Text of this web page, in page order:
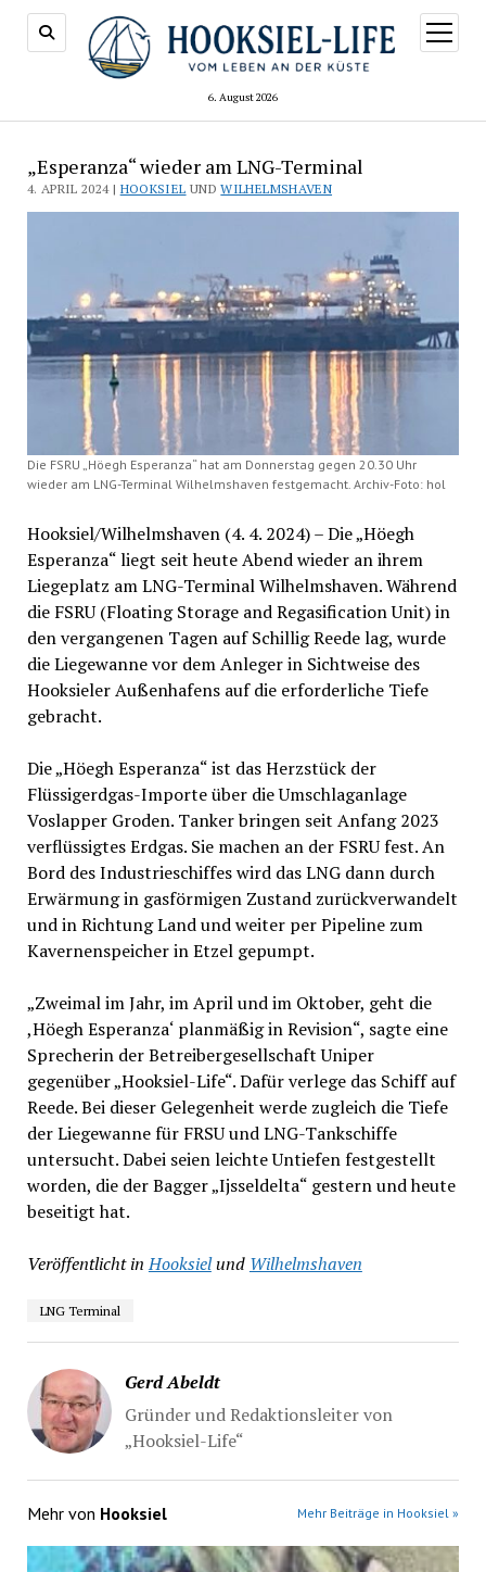
6. August 2026
Menü
öffnen
„Esperanza“ wieder am LNG-Terminal
4. APRIL 2024 | HOOKSIEL UNDWILHELMSHAVEN
Die FSRU „Höegh Esperanza“ hat am Donnerstag gegen 20.30 Uhr
wieder am LNG-Terminal Wilhelmshaven festgemacht. Archiv-Foto: hol
Hooksiel/Wilhelmshaven (4. 4. 2024) – Die „Höegh
Esperanza“ liegt seit heute Abend wieder an ihrem
Liegeplatz am LNG-Terminal Wilhelmshaven. Während
die FSRU (Floating Storage and Regasification Unit) in
den vergangenen Tagen auf Schillig Reede lag, wurde
die Liegewanne vor dem Anleger in Sichtweise des
Hooksieler Außenhafens auf die erforderliche Tiefe
gebracht.
Die „Höegh Esperanza“ ist das Herzstück der
Flüssigerdgas-Importe über die Umschlaganlage
Voslapper Groden. Tanker bringen seit Anfang 2023
verflüssigtes Erdgas. Sie machen an der FSRU fest. An
Bord des Industrieschiffes wird das LNG dann durch
Erwärmung in gasförmigen Zustand zurückverwandelt
und in Richtung Land und weiter per Pipeline zum
Kavernenspeicher in Etzel gepumpt.
„Zweimal im Jahr, im April und im Oktober, geht die
,Höegh Esperanza‘ planmäßig in Revision“, sagte eine
Sprecherin der Betreibergesellschaft Uniper
gegenüber „Hooksiel-Life“. Dafür verlege das Schiff auf
Reede. Bei dieser Gelegenheit werde zugleich die Tiefe
der Liegewanne für FRSU und LNG-Tankschiffe
untersucht. Dabei seien leichte Untiefen festgestellt
worden, die der Bagger „Ijsseldelta“ gestern und heute
beseitigt hat.
Veröffentlicht in Hooksielund Wilhelmshaven
LNG Terminal
Gerd Abeldt
Gründer und Redaktionsleiter von
„Hooksiel-Life“
Mehr von Hooksiel Mehr Beiträge in Hooksiel »